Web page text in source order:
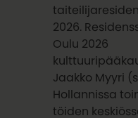
2026.
Oulu 2026
Jaakko Myyri
Hollannissa
töiden